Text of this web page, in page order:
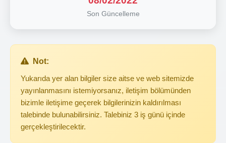
Son Güncelleme
Not:
Yukarıda yer alan bilgiler size aitse ve web sitemizde
yayınlanmasını istemiyorsanız, iletişim bölümünden
bizimle iletişime geçerek bilgilerinizin kaldırılması
talebinde bulunabilirsiniz. Talebiniz 3 iş günü içinde
gerçekleştirilecektir.